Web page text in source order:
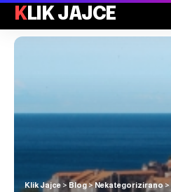
KLIK JAJCE
Klik Jajce > Blog> Nekategorizirano>